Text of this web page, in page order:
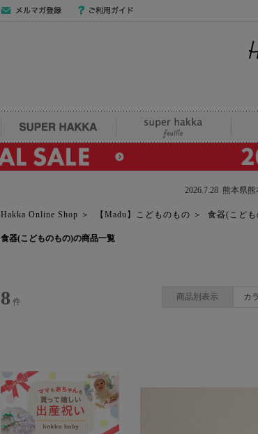
SUPER HAKKA
2026.7.28 熊本県
Hakka Online Shop ＞ 【Madu】こどものもの ＞ 食器(こど
食器(こどものもの)の商品一覧
8 件 商品別表示 カ